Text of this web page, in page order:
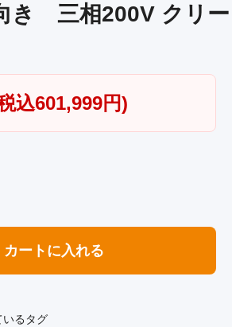
き 三相200V クリー
込601,999円)
カートに入れる
いるタグ